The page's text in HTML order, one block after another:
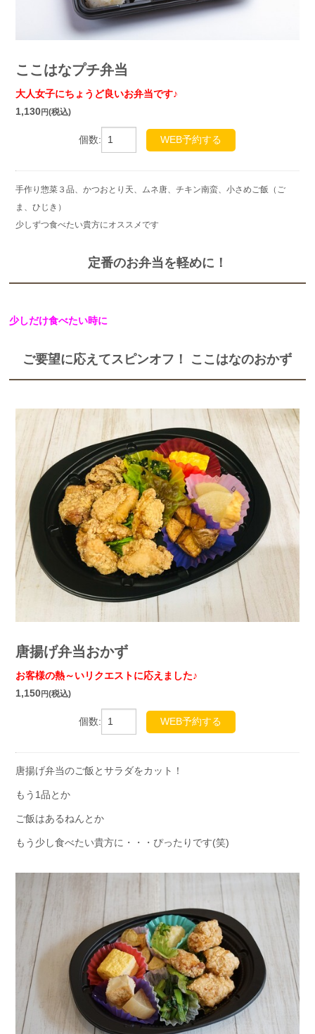
ここはなプチ弁当
大人女子にちょうど良いお弁当です♪
1,130円(税込)
個数: WEB予約する
手作り惣菜３品、かつおとり天、ムネ唐、チキン南蛮、小さめご飯（ご
ま、ひじき）
少しずつ食べたい貴方にオススメです
定番のお弁当を軽めに！
少しだけ食べたい時に
ご要望に応えてスピンオフ！ ここはなのおかず
唐揚げ弁当おかず
お客様の熱～いリクエストに応えました♪
1,150円(税込)
個数: WEB予約する
唐揚げ弁当のご飯とサラダをカット！
もう1品とか
ご飯はあるねんとか
もう少し食べたい貴方に・・・ぴったりです(笑)